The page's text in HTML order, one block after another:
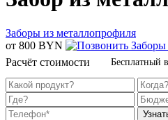
Заборы из металлопрофиля
от 800 BYN
Расчёт стоимости
Бесплатный